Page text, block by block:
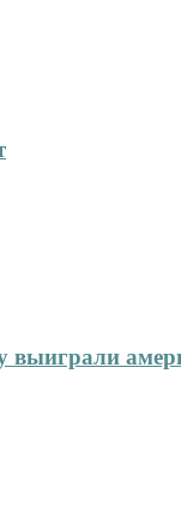
выиграли